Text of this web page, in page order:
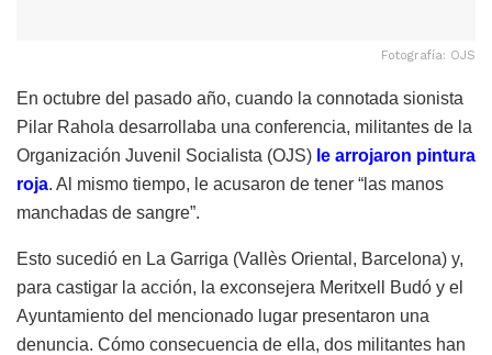
Fotografía: OJS
En octubre del pasado año, cuando la connotada sionista
Pilar Rahola desarrollaba una conferencia, militantes de la
Organización Juvenil Socialista (OJS) le arrojaron pintura
roja. Al mismo tiempo, le acusaron de tener “las manos
manchadas de sangre”.
Esto sucedió en La Garriga (Vallès Oriental, Barcelona) y,
para castigar la acción, la exconsejera Meritxell Budó y el
Ayuntamiento del mencionado lugar presentaron una
denuncia. Cómo consecuencia de ella, dos militantes han